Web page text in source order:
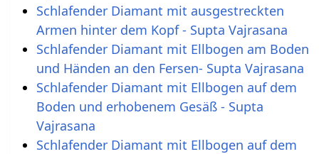
Schlafender Diamant mit ausgestreckten
Armen hinter dem Kopf - Supta Vajrasana
Schlafender Diamant mit Ellbogen am Boden
und Händen an den Fersen- Supta Vajrasana
Schlafender Diamant mit Ellbogen auf dem
Boden und erhobenem Gesäß - Supta
Vajrasana
Schlafender Diamant mit Ellbogen auf dem